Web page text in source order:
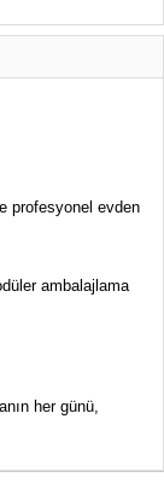
profesyonel evden
ambalajlama
her günü,